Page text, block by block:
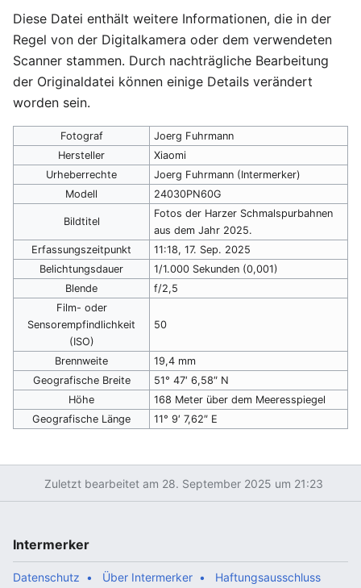
Diese Datei enthält weitere Informationen, die in der
Regel von der Digitalkamera oder dem verwendeten
Scanner stammen. Durch nachträgliche Bearbeitung
der Originaldatei können einige Details verändert
worden sein.
Fotograf
Joerg Fuhrmann
Hersteller
Xiaomi
Urheberrechte
Joerg Fuhrmann (Intermerker)
Modell
24030PN60G
Bildtitel
Fotos der Harzer Schmalspurbahnen
aus dem Jahr 2025.
Erfassungszeitpunkt
11:18, 17. Sep. 2025
Belichtungsdauer
1/1.000 Sekunden (0,001)
Blende
f/2,5
Film- oder
Sensorempfindlichkeit
(ISO)
50
Brennweite
19,4 mm
Geografische Breite
51° 47′ 6,58″ N
Höhe
168 Meter über dem Meeresspiegel
Geografische Länge
11° 9′ 7,62″ E
Zuletzt bearbeitet am 28. September 2025 um 21:23
Intermerker
Datenschutz Über Intermerker Haftungsausschluss